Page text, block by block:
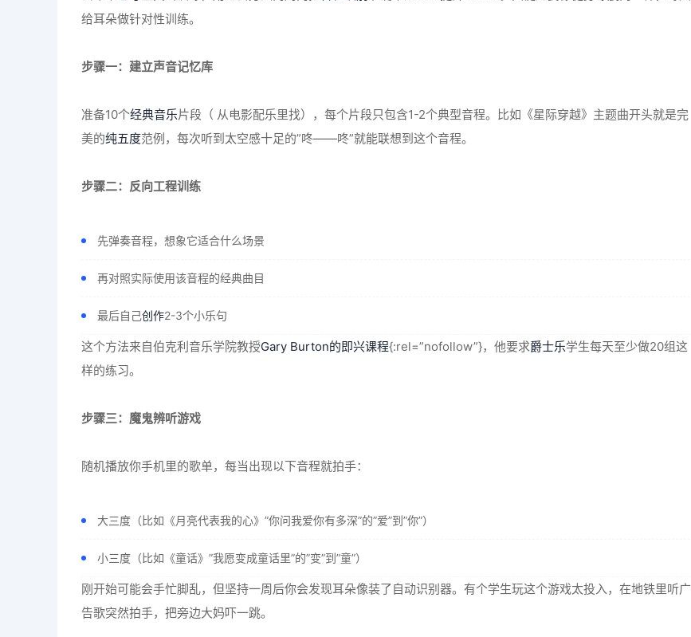
给耳朵做针对性训练。
步骤一：建立声音记忆库
准备10个经典音乐片段（ 从电影配乐里找），每个片段只包含1-2个典型音程。比如《星际穿越》主题曲开头就是完
美的纯五度范例，每次听到太空感十足的”咚——咚”就能联想到这个音程。
步骤二：反向工程训练
先弹奏音程，想象它适合什么场景
再对照实际使用该音程的经典曲目
最后自己创作2-3个小乐句
这个方法来自伯克利音乐学院教授Gary Burton的即兴课程{:rel=”nofollow”}，他要求爵士乐学生每天至少做20组这
样的练习。
步骤三：魔鬼辨听游戏
随机播放你手机里的歌单，每当出现以下音程就拍手：
大三度（比如《月亮代表我的心》”你问我爱你有多深”的”爱”到”你”）
小三度（比如《童话》”我愿变成童话里”的”变”到”童”）
刚开始可能会手忙脚乱，但坚持一周后你会发现耳朵像装了自动识别器。有个学生玩这个游戏太投入，在地铁里听广
告歌突然拍手，把旁边大妈吓一跳。